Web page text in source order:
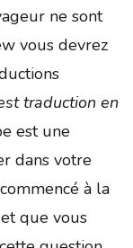
ne sont
vous devrez
traduction en
est une
dans votre
à la
que vous